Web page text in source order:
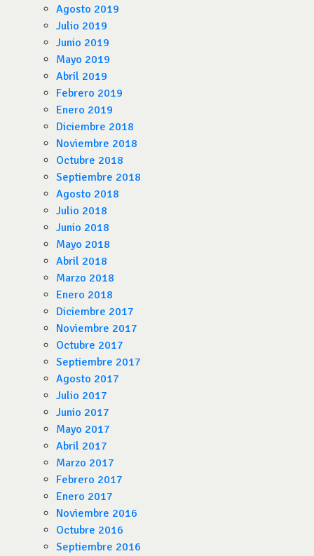
Agosto 2019
Julio 2019
Junio 2019
Mayo 2019
Abril 2019
Febrero 2019
Enero 2019
Diciembre 2018
Noviembre 2018
Octubre 2018
Septiembre 2018
Agosto 2018
Julio 2018
Junio 2018
Mayo 2018
Abril 2018
Marzo 2018
Enero 2018
Diciembre 2017
Noviembre 2017
Octubre 2017
Septiembre 2017
Agosto 2017
Julio 2017
Junio 2017
Mayo 2017
Abril 2017
Marzo 2017
Febrero 2017
Enero 2017
Noviembre 2016
Octubre 2016
Septiembre 2016